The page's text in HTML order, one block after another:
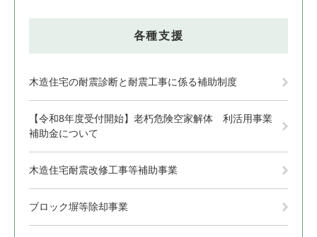
各種支援
木造住宅の耐震診断と耐震工事に係る補助制度
【令和8年度受付開始】老朽危険空家解体 利活用事業
補助金について
木造住宅耐震改修工事等補助事業
ブロック塀等除却事業